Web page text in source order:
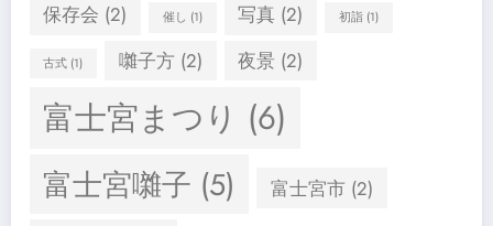
保存会 (2) 催し (1) 写真 (2) 初詣(1)
古式 (1) 囃子方(2) 夜景 (2)
富士宮まつり (6)
富士宮囃子 (5) 富士宮市(2)